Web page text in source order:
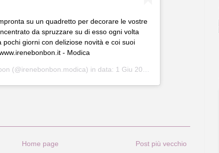
su un quadretto per decorare le vostre
da spruzzare su di esso ogni volta
giorni con deliziose novità e coi suoi
- Modica
(@irenebonbon.modica) in data: 1 Giu 2020 alle ore 6:05 PDT
Post più vecchio
Home page